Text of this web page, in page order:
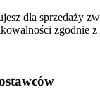
dla sprzedaży
zgodnie